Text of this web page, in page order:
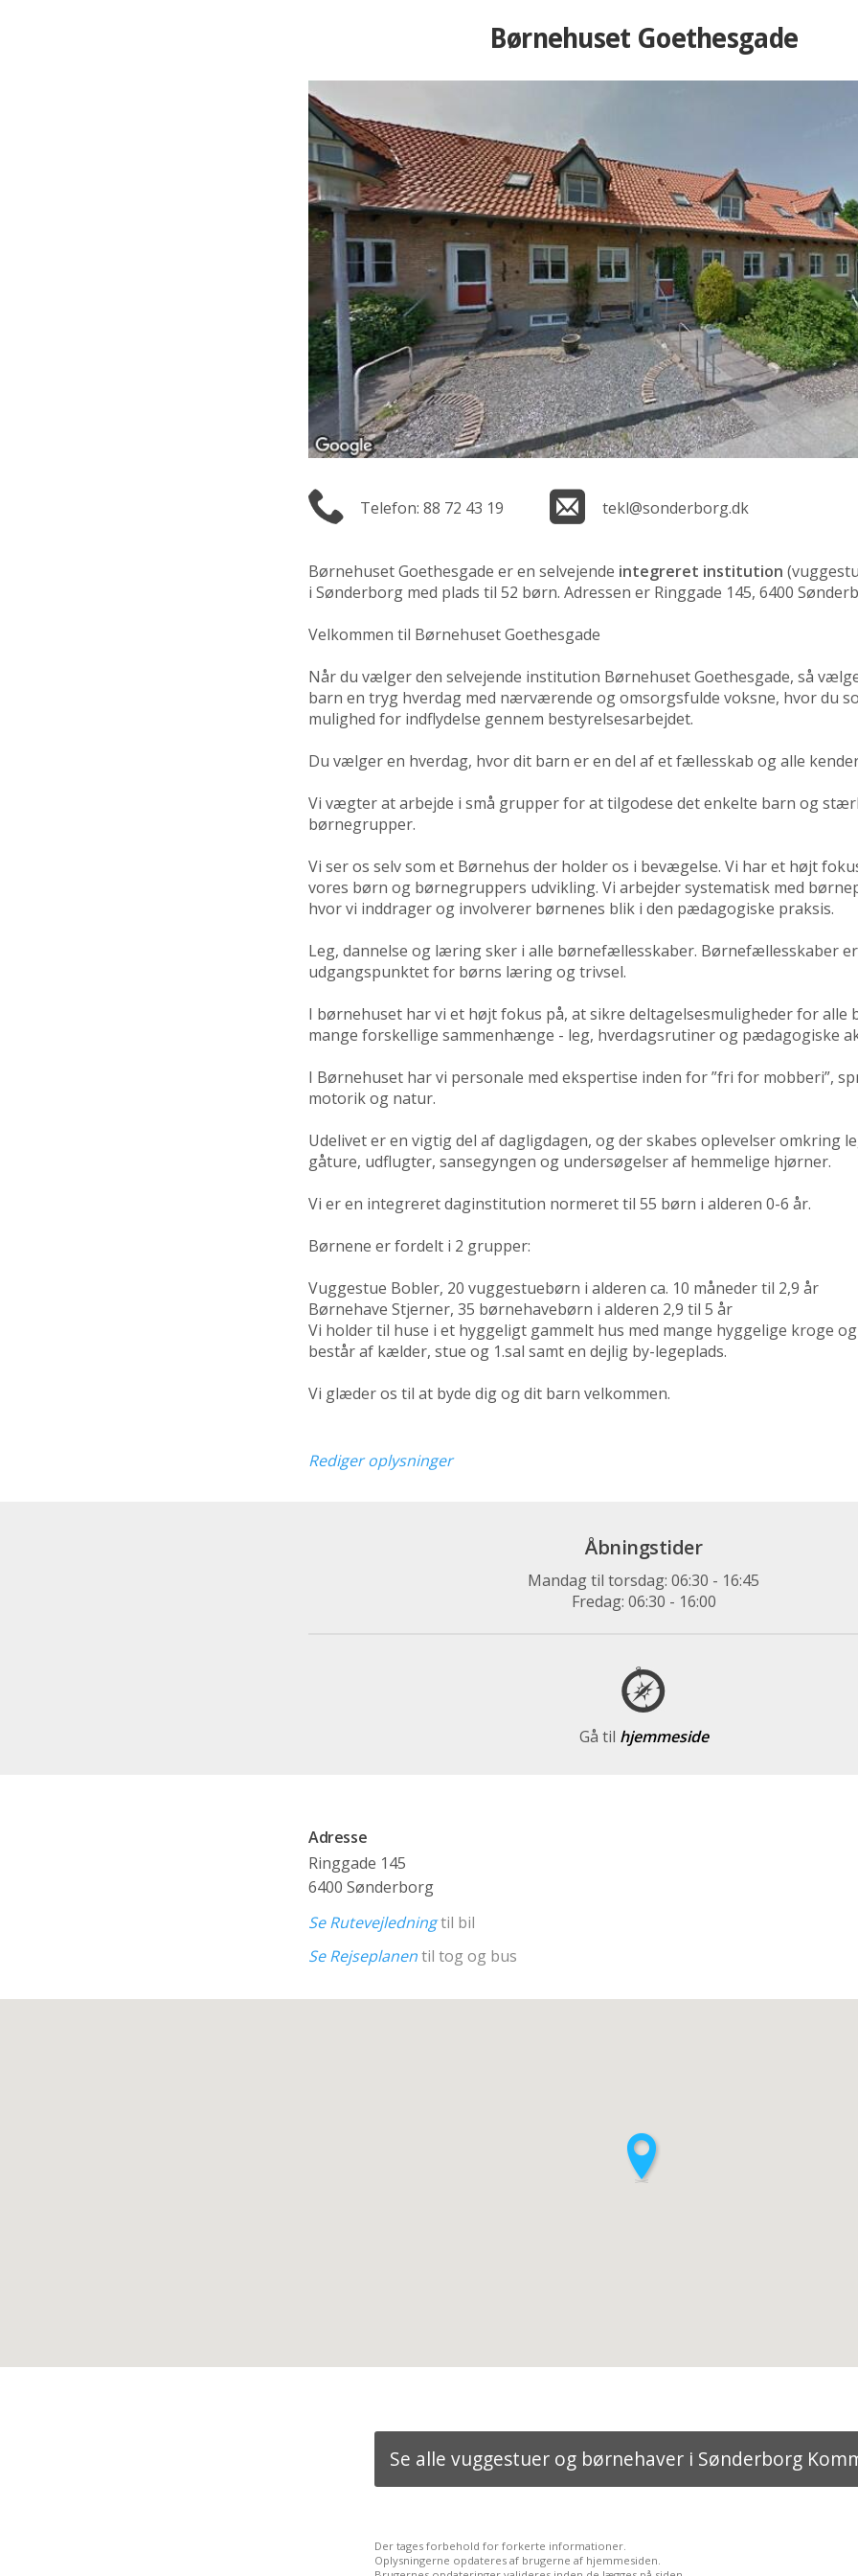
Børnehuset Goethesgade
Telefon: 88 72 43 19 tekl@sonderborg.dk
Børnehuset Goethesgade er en selvejende integreret institution
i Sønderborg med plads til 52 børn. Adressen er Ringgade 145, 6400
Velkommen til Børnehuset Goethesgade
Når du vælger den selvejende institution Børnehuset Goethesgade, så
barn en tryg hverdag med nærværende og omsorgsfulde voksne, hvor du
mulighed for indflydelse gennem bestyrelsesarbejdet.
Du vælger en hverdag, hvor dit barn er en del af et fællesskab og alle
Vi vægter at arbejde i små grupper for at tilgodese det enkelte barn og
børnegrupper.
Vi ser os selv som et Børnehus der holder os i bevægelse. Vi har et højt
vores børn og børnegruppers udvikling. Vi arbejder systematisk med
hvor vi inddrager og involverer børnenes blik i den pædagogiske praksis.
Leg, dannelse og læring sker i alle børnefællesskaber. Børnefællesskaber er
udgangspunktet for børns læring og trivsel.
I børnehuset har vi et højt fokus på, at sikre deltagelsesmuligheder for alle
mange forskellige sammenhænge - leg, hverdagsrutiner og pædagogiske
I Børnehuset har vi personale med ekspertise inden for ”fri for mobberi”,
motorik og natur.
Udelivet er en vigtig del af dagligdagen, og der skabes oplevelser omkring
gåture, udflugter, sansegyngen og undersøgelser af hemmelige hjørner.
Vi er en integreret daginstitution normeret til 55 børn i alderen 0-6 år.
Børnene er fordelt i 2 grupper:
Vuggestue Bobler, 20 vuggestuebørn i alderen ca. 10 måneder til 2,9 år
Børnehave Stjerner, 35 børnehavebørn i alderen 2,9 til 5 år
Vi holder til huse i et hyggeligt gammelt hus med mange hyggelige kroge
består af kælder, stue og 1.sal samt en dejlig by-legeplads.
Vi glæder os til at byde dig og dit barn velkommen.
Rediger oplysninger
Åbningstider
Mandag til torsdag: 06:30 - 16:45
Fredag: 06:30 - 16:00
Gå til hjemmeside
Adresse
Ringgade 145
6400 Sønderborg
Se Rutevejledningtil bil
Se Rejseplanentil tog og bus
Se alle vuggestuer og børnehaver i Sønderborg
Der tages forbehold for forkerte informationer.
Oplysningerne opdateres af brugerne af hjemmesiden.